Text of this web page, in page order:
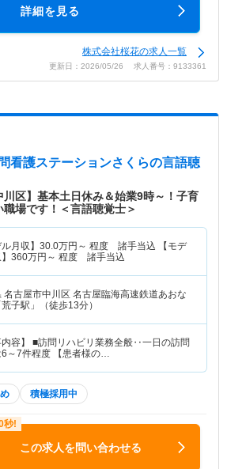
詳細を見る
株式会社桜花の求人一覧
更新日：2026/05/26 求人番号：9133361
看護ステーションさくらの言語聴
川区】基本土日休み＆始業9時～！子育
場です！＜言語聴覚士＞
ル月収】 30.0万円～ 程度 諸手当込 【モデ
360万円～ 程度 諸手当込
名古屋市中川区 名古屋臨海高速鉄道あおな
子駅」（徒歩13分）
内容】 ■訪問リハビリ業務全般‥一日の訪問
6～7件程度 【患者様の…
積極採用中
この求人を問い合わせる